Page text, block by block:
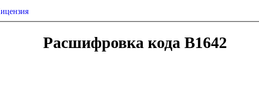
Расшифровка кода B1642